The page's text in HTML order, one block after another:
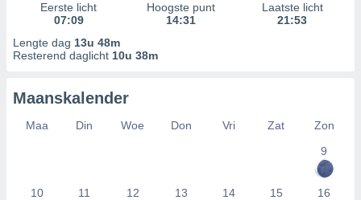
Eerste licht
07:09
Hoogste punt
14:31
Laatste licht
21:53
Lengte dag 13u 48m
Resterend daglicht 10u 38m
Maanskalender
Maa Din Woe Don Vri Zat
Zon
9
10 11 12 13 14 15 16